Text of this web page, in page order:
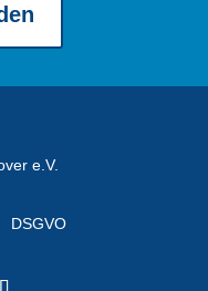
e.V.
DSGVO